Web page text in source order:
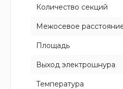
Количество секций
Межосевое
Площадь
Выход электрошнура
Температура